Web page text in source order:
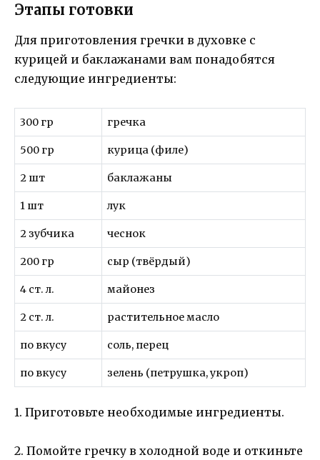
Этапы готовки
Для приготовления гречки в духовке с
курицей и баклажанами вам понадобятся
следующие ингредиенты:
300 гр гречка
500 гр курица (филе)
2 шт баклажаны
1 шт лук
2 зубчика чеснок
200 гр сыр (твёрдый)
4 ст. л. майонез
2 ст. л. растительное масло
по вкусу соль, перец
по вкусу зелень (петрушка, укроп)
1. Приготовьте необходимые ингредиенты.
2. Помойте гречку в холодной воде и откиньте